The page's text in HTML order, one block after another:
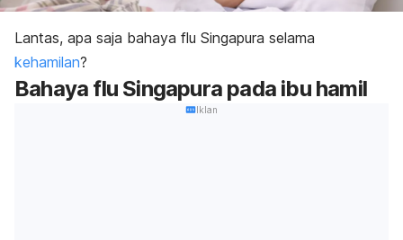
Lantas, apa saja bahaya flu Singapura selama
kehamilan?
Bahaya flu Singapura pada ibu hamil
Iklan